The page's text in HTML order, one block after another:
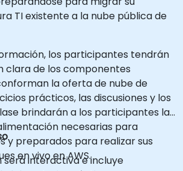
TI existente a la nube pública de
los participantes tendrán
clara de los componentes
la oferta de nube de
prácticos, las discusiones y los
brindarán a los participantes la
necesarias para
y preparados para realizar sus
en vivo en AWS.
será interactiva e incluye